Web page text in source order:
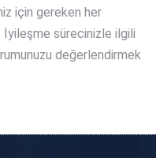
için gereken her
İyileşme sürecinizle ilgili
değerlendirmek